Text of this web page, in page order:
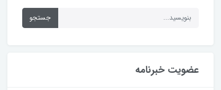
جستجو
عضویت خبرنامه